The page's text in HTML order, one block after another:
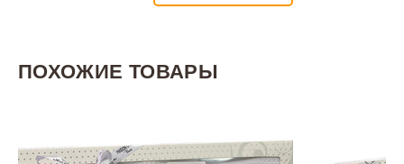
ПОХОЖИЕ ТОВАРЫ